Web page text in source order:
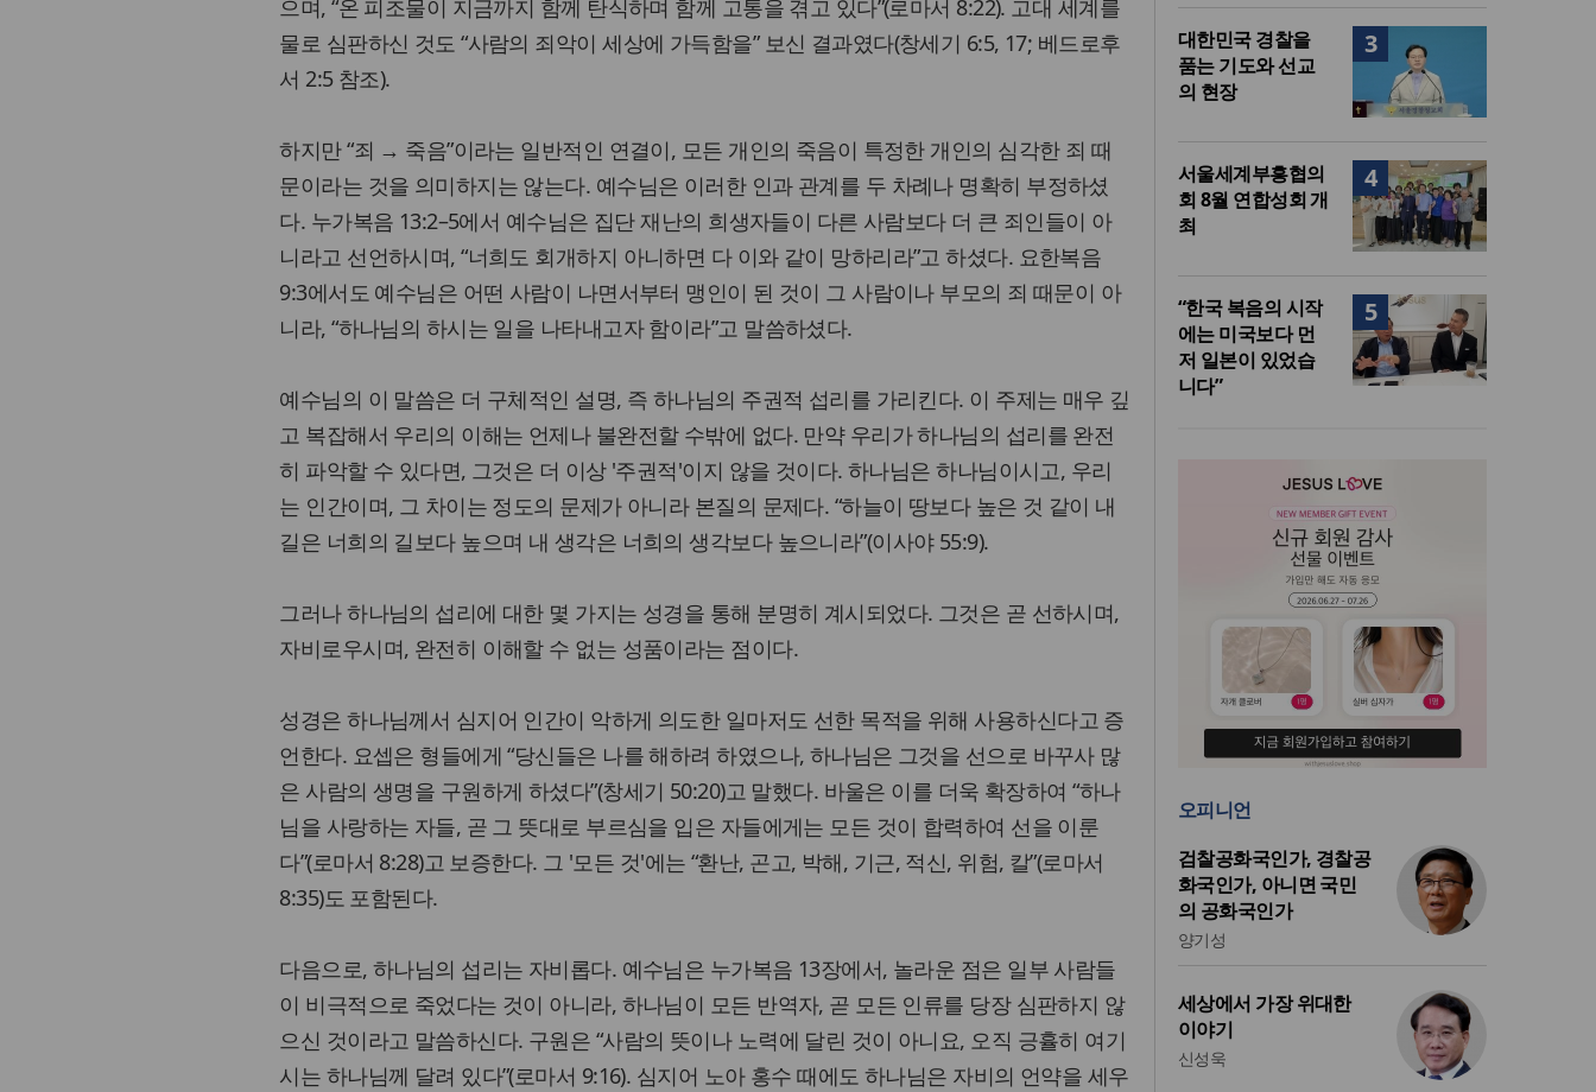
으며, “온 피조물이 지금까지 함께 탄식하며 함께 고통을 겪고 있다”(로마서 8:22). 고대 세계를
물로 심판하신 것도 “사람의 죄악이 세상에 가득함을” 보신 결과였다(창세기 6:5, 17; 베드로후
서 2:5 참조).
하지만 “죄 → 죽음”이라는 일반적인 연결이, 모든 개인의 죽음이 특정한 개인의 심각한 죄 때
문이라는 것을 의미하지는 않는다. 예수님은 이러한 인과 관계를 두 차례나 명확히 부정하셨
다. 누가복음 13:2–5에서 예수님은 집단 재난의 희생자들이 다른 사람보다 더 큰 죄인들이 아
니라고 선언하시며, “너희도 회개하지 아니하면 다 이와 같이 망하리라”고 하셨다. 요한복음
9:3에서도 예수님은 어떤 사람이 나면서부터 맹인이 된 것이 그 사람이나 부모의 죄 때문이 아
니라, “하나님의 하시는 일을 나타내고자 함이라”고 말씀하셨다.
예수님의 이 말씀은 더 구체적인 설명, 즉 하나님의 주권적 섭리를 가리킨다. 이 주제는 매우 깊
고 복잡해서 우리의 이해는 언제나 불완전할 수밖에 없다. 만약 우리가 하나님의 섭리를 완전
히 파악할 수 있다면, 그것은 더 이상 '주권적'이지 않을 것이다. 하나님은 하나님이시고, 우리
는 인간이며, 그 차이는 정도의 문제가 아니라 본질의 문제다. “하늘이 땅보다 높은 것 같이 내
길은 너희의 길보다 높으며 내 생각은 너희의 생각보다 높으니라”(이사야 55:9).
그러나 하나님의 섭리에 대한 몇 가지는 성경을 통해 분명히 계시되었다. 그것은 곧 선하시며,
자비로우시며, 완전히 이해할 수 없는 성품이라는 점이다.
성경은 하나님께서 심지어 인간이 악하게 의도한 일마저도 선한 목적을 위해 사용하신다고 증
언한다. 요셉은 형들에게 “당신들은 나를 해하려 하였으나, 하나님은 그것을 선으로 바꾸사 많
은 사람의 생명을 구원하게 하셨다”(창세기 50:20)고 말했다. 바울은 이를 더욱 확장하여 “하나
님을 사랑하는 자들, 곧 그 뜻대로 부르심을 입은 자들에게는 모든 것이 합력하여 선을 이룬
다”(로마서 8:28)고 보증한다. 그 '모든 것'에는 “환난, 곤고, 박해, 기근, 적신, 위험, 칼”(로마서
8:35)도 포함된다.
다음으로, 하나님의 섭리는 자비롭다. 예수님은 누가복음 13장에서, 놀라운 점은 일부 사람들
이 비극적으로 죽었다는 것이 아니라, 하나님이 모든 반역자, 곧 모든 인류를 당장 심판하지 않
으신 것이라고 말씀하신다. 구원은 “사람의 뜻이나 노력에 달린 것이 아니요, 오직 긍휼히 여기
시는 하나님께 달려 있다”(로마서 9:16). 심지어 노아 홍수 때에도 하나님은 자비의 언약을 세우
3
대한민국 경찰을
품는 기도와 선교
의 현장
4
서울세계부흥협의
회 8월 연합성회 개
최
5
“한국 복음의 시작
에는 미국보다 먼
저 일본이 있었습
니다”
오피니언
검찰공화국인가, 경찰공
화국인가, 아니면 국민
의 공화국인가
양기성
세상에서 가장 위대한
이야기
신성욱